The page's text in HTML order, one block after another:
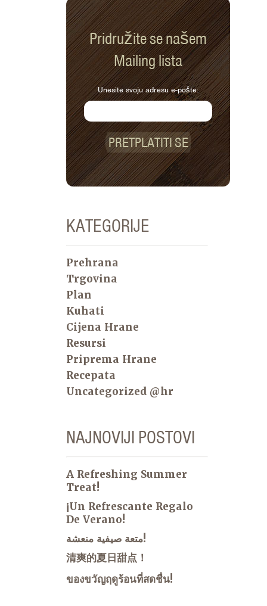
Pridružite se našem
Mailing lista
Unesite svoju adresu e-pošte:
PRETPLATITI SE
KATEGORIJE
Prehrana
Trgovina
Plan
Kuhati
Cijena Hrane
Resursi
Priprema Hrane
Recepata
Uncategorized @hr
NAJNOVIJI POSTOVI
A Refreshing Summer
Treat!
¡Un Refrescante Regalo
De Verano!
متعة صيفية منعشة!
清爽的夏日甜点！
ของขวัญฤดูร้อนที่สดชื่น!